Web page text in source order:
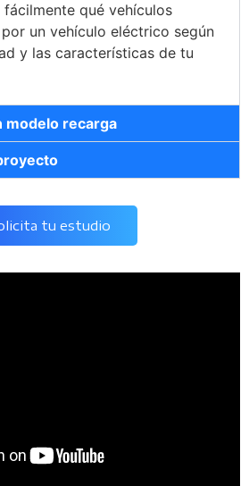
qué vehículos
un vehículo eléctrico según
y las características de tu
modelo recarga
tu estudio